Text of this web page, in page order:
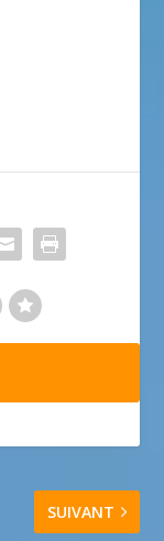
SUIVANT